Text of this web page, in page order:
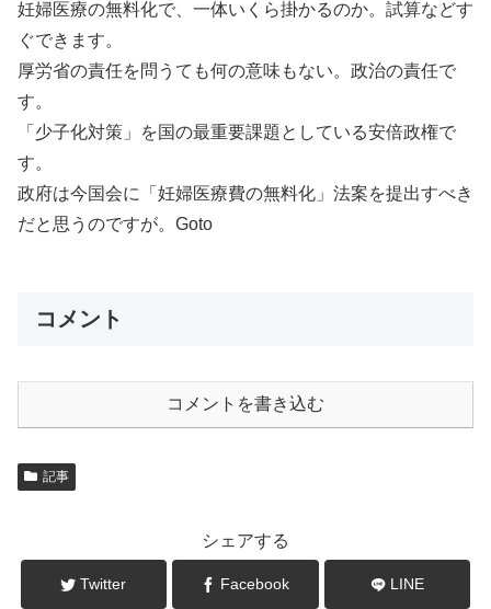
妊婦医療の無料化で、一体いくら掛かるのか。試算などす
ぐできます。
厚労省の責任を問うても何の意味もない。政治の責任で
す。
「少子化対策」を国の最重要課題としている安倍政権で
す。
政府は今国会に「妊婦医療費の無料化」法案を提出すべき
だと思うのですが。Goto
コメント
コメントを書き込む
記事
シェアする
Twitter Facebook LINE